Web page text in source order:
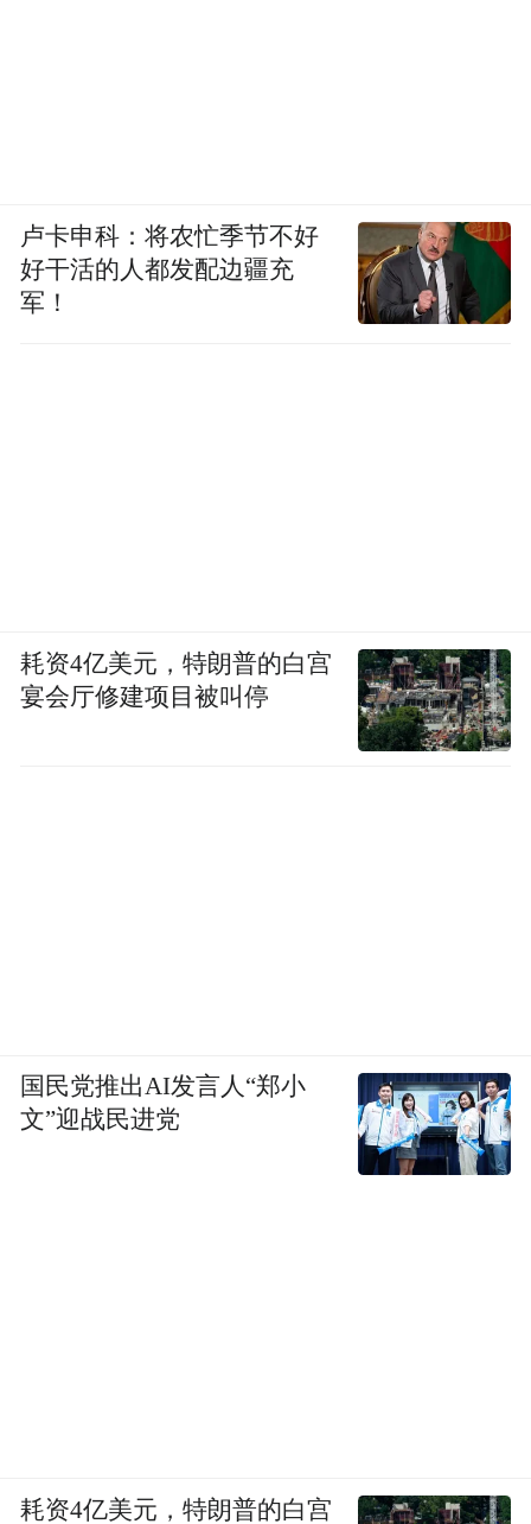
卢卡申科：将农忙季节不好
好干活的人都发配边疆充
军！
耗资4亿美元，特朗普的白宫
宴会厅修建项目被叫停
国民党推出AI发言人“郑小
文”迎战民进党
耗资4亿美元，特朗普的白宫